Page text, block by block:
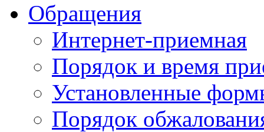
Обращения
Интернет-приемная
Порядок и время
Установленные
Порядок